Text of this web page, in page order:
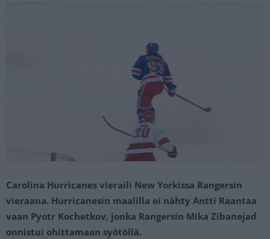
Carolina Hurricanes vieraili New Yorkissa Rangersin
vieraana. Hurricanesin maalilla ei nähty Antti Raantaa
vaan Pyotr Kochetkov, jonka Rangersin Mika Zibanejad
onnistui ohittamaan syötöllä.